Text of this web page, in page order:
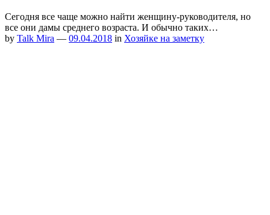
Сегодня все чаще можно найти женщину-руководителя, но
все они дамы среднего возраста. И обычно таких…
by Talk Mira — 09.04.2018 in Хозяйке на заметку